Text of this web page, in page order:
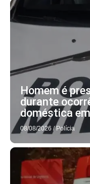
Homem é
durante
doméstica
08/08/2026 / Polícia